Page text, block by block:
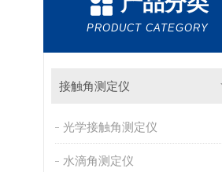
PRODUCT CATEGORY
接触角测定仪
光学接触角测定仪
水滴角测定仪